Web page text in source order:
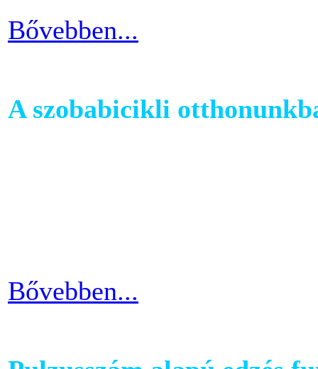
Bővebben...
A szobabicikli
Bővebben...